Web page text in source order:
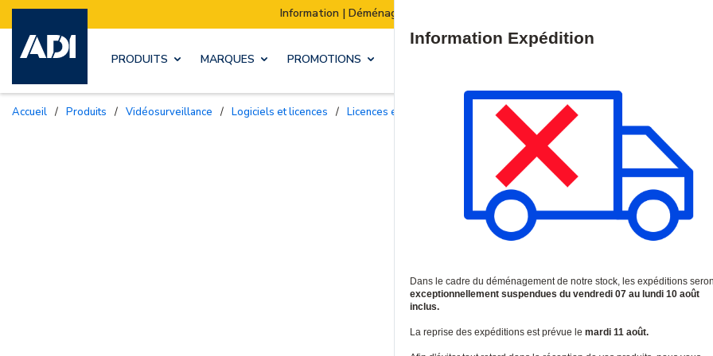
Information | Déménagement de notre stock :
PRODUITS MARQUES PROMOTIONS
Accueil / Produits / Vidéosurveillance / Logiciels et licences / Licences et garanties